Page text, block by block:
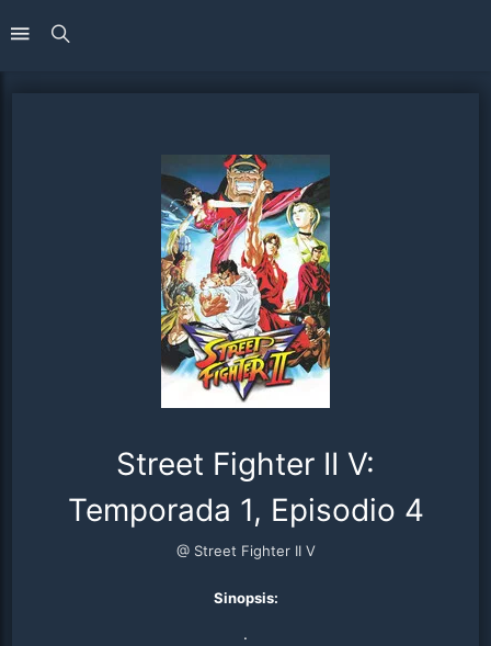
Street Fighter II V:
Temporada 1, Episodio 4
@ Street Fighter II V
Sinopsis:
.